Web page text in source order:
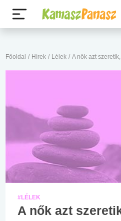
Főoldal / Hírek / Lélek / A nők azt
#LÉLEK
A nők azt